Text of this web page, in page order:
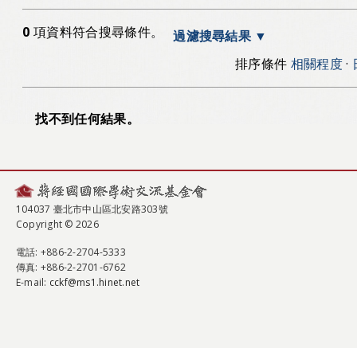
0 項資料符合搜尋條件。
過濾搜尋結果
排序條件 相關程度·
找不到任何結果。
104037 臺北市中山區北安路303號
Copyright © 2026
電話: +886-2-2704-5333
傳真: +886-2-2701-6762
E-mail: cckf@ms1.hinet.net